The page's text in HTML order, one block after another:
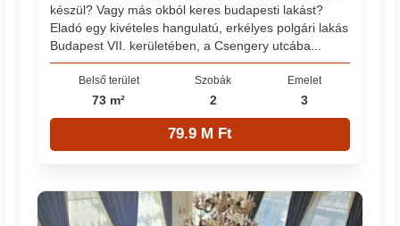
készül? Vagy más okból keres budapesti lakást?
Eladó egy kivételes hangulatú, erkélyes polgári lakás
Budapest VII. kerületében, a Csengery utcába...
Belső terület
73 m²
Szobák
2
Emelet
3
79.9 M Ft